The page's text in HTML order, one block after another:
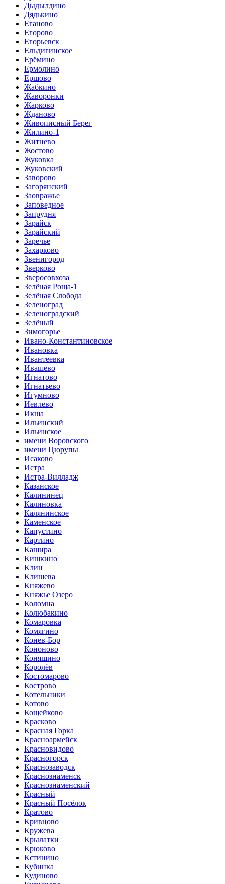
Дыдылдино
Дядькино
Еганово
Егорово
Егорьевск
Ельдигинское
Ерёмино
Ермолино
Ершово
Жабкино
Жаворонки
Жарково
Жданово
Живописный Берег
Жилино-1
Житнево
Жостово
Жуковка
Жуковский
Заворово
Загорянский
Заовражье
Заповедное
Запрудня
Зарайск
Зарайский
Заречье
Захарково
Звенигород
Зверково
Зверосовхоза
Зелёная Роща-1
Зелёная Слобода
Зеленоград
Зеленоградский
Зелёный
Зимогорье
Ивано-Константиновское
Ивановка
Ивантеевка
Ивашево
Игнатово
Игнатьево
Игумново
Иевлево
Икша
Ильинский
Ильинское
имени Воровского
имени Цюрупы
Исаково
Истра
Истра-Вилладж
Казанское
Калининец
Калиновка
Калянинское
Каменское
Капустино
Картино
Кашира
Кишкино
Клин
Клишева
Княжево
Княжье Озеро
Коломна
Колюбакино
Комаровка
Комягино
Конев-Бор
Кононово
Коняшино
Королёв
Костомарово
Кострово
Котельники
Котово
Кощейково
Красково
Красная Горка
Красноармейск
Красновидово
Красногорск
Краснозаводск
Краснознаменск
Краснознаменский
Красный
Красный Посёлок
Кратово
Кривцово
Кружева
Крылатки
Крюково
Кстинино
Кубинка
Кудиново